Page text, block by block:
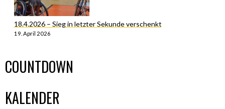
18.4.2026 – Sieg in letzter Sekunde verschenkt
19. April 2026
COUNTDOWN
KALENDER